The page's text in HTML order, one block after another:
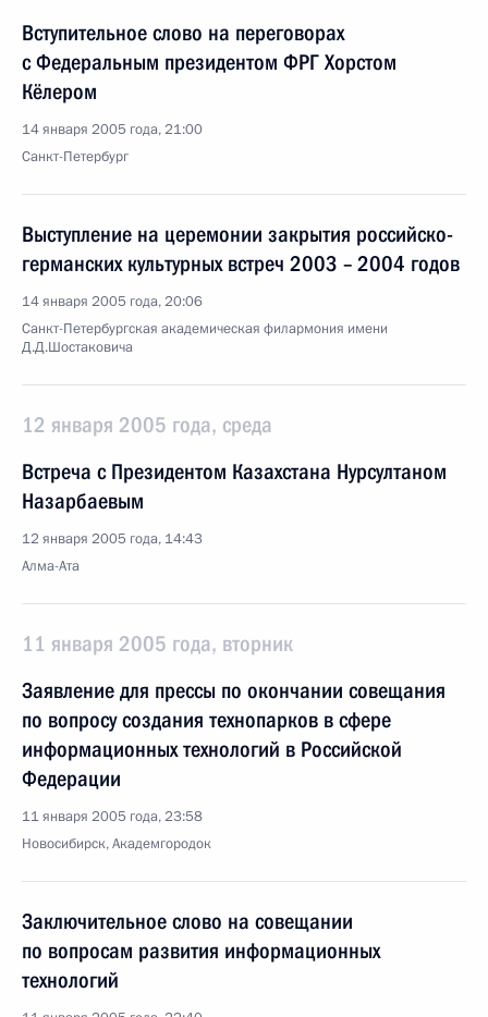
Вступительное слово на переговорах
с Федеральным президентом ФРГ Хорстом
Кёлером
14 января 2005 года, 21:00
Санкт-Петербург
Выступление на церемонии закрытия российско-
германских культурных встреч 2003 – 2004 годов
14 января 2005 года, 20:06
Санкт-Петербургская академическая филармония имени
Д.Д.Шостаковича
12 января 2005 года, среда
Встреча с Президентом Казахстана Нурсултаном
Назарбаевым
12 января 2005 года, 14:43
Алма-Ата
11 января 2005 года, вторник
Заявление для прессы по окончании совещания
по вопросу создания технопарков в сфере
информационных технологий в Российской
Федерации
11 января 2005 года, 23:58
Новосибирск, Академгородок
Заключительное слово на совещании
по вопросам развития информационных
технологий